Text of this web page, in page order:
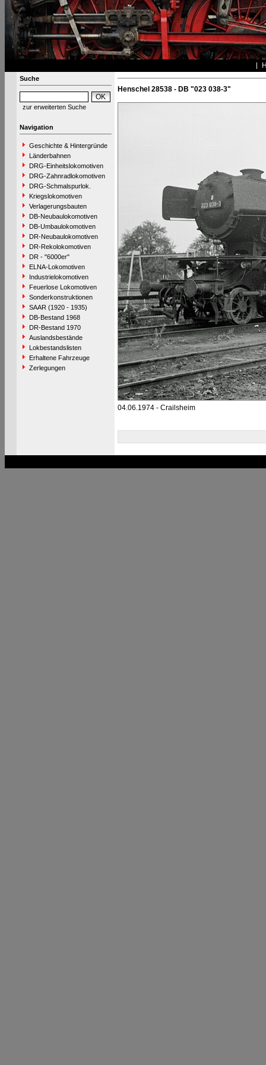
Suche
zur erweiterten Suche
Navigation
Geschichte & Hintergründe
Länderbahnen
DRG-Einheitslokomotiven
DRG-Zahnradlokomotiven
DRG-Schmalspurlok.
Kriegslokomotiven
Verlagerungsbauten
DB-Neubaulokomotiven
DB-Umbaulokomotiven
DR-Neubaulokomotiven
DR-Rekolokomotiven
DR - "6000er"
ELNA-Lokomotiven
Industrielokomotiven
Feuerlose Lokomotiven
Sonderkonstruktionen
SAAR (1920 - 1935)
DB-Bestand 1968
DR-Bestand 1970
Auslandsbestände
Lokbestandslisten
Erhaltene Fahrzeuge
Zerlegungen
Henschel 28538 - DB "023 038-3"
04.06.1974 - Crailsheim